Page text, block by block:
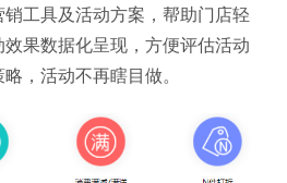
工具及活动方案，帮助门店轻
果数据化呈现，方便评估活动
策略，活动不再瞎目做。